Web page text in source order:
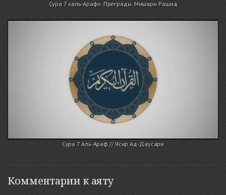
Сура 7 «аль-Араф». Преграды. Мишари Рашид
Сура 7 Аль-Араф // Ясир Ад-Даусари
Комментарии к аяту